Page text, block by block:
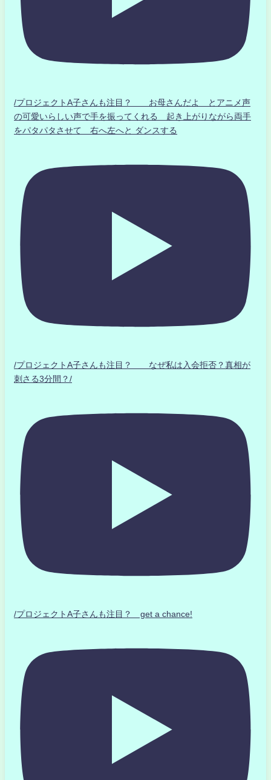
/プロジェクトA子さんも注目？ お母さんだよ とアニメ声
の可愛いらしい声で手を振ってくれる 起き上がりながら両手
をパタパタさせて 右へ左へと ダンスする
/プロジェクトA子さんも注目？ なぜ私は入会拒否？真相が
刺さる3分間？/
/プロジェクトA子さんも注目？ get a chance!